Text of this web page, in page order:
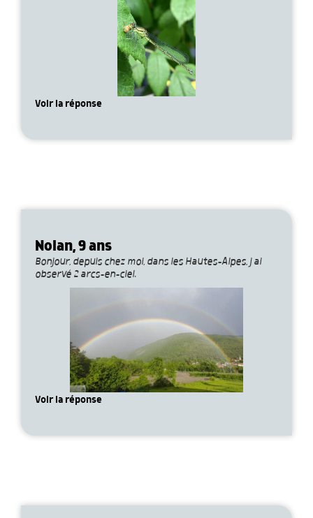
Voir la réponse
Nolan, 9 ans
Bonjour, depuis chez moi, dans les Hautes-Alpes, j ai
observé 2 arcs-en-ciel.
Voir la réponse